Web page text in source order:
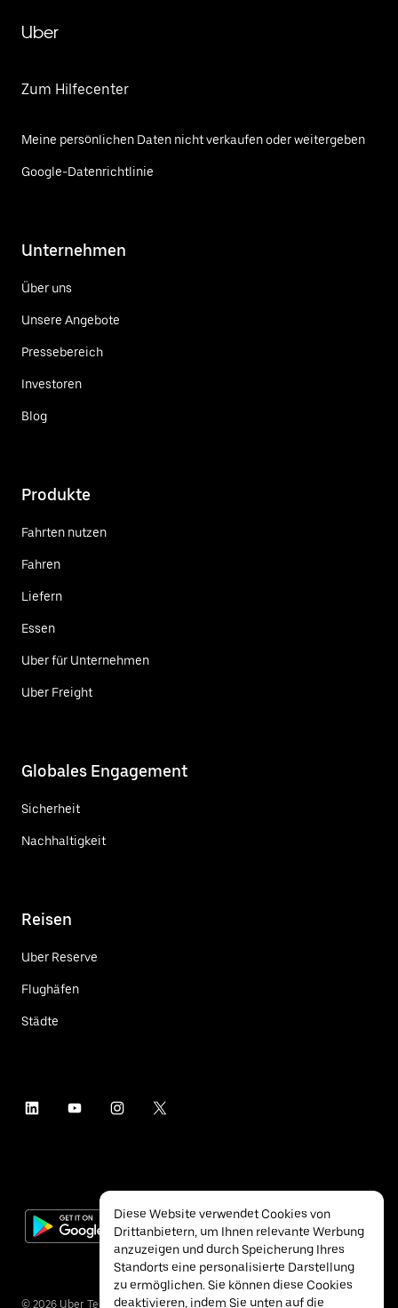
Uber
Zum Hilfecenter
Meine persönlichen Daten nicht verkaufen oder weitergeben
Google-Datenrichtlinie
Unternehmen
Über uns
Unsere Angebote
Pressebereich
Investoren
Blog
Produkte
Fahrten nutzen
Fahren
Liefern
Essen
Uber für Unternehmen
Uber Freight
Globales Engagement
Sicherheit
Nachhaltigkeit
Reisen
Uber Reserve
Flughäfen
Städte
© 2026 Uber Technologies Inc.
Diese Website verwendet Cookies von
Drittanbietern, um Ihnen relevante Werbung
anzuzeigen und durch Speicherung Ihres
Standorts eine personalisierte Darstellung
zu ermöglichen. Sie können diese Cookies
deaktivieren, indem Sie unten auf die